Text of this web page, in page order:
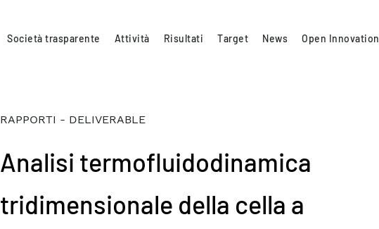
Società trasparente Attività Risultati Target News Open Innovation
RAPPORTI - DELIVERABLE
Analisi termofluidodinamica
tridimensionale della cella a